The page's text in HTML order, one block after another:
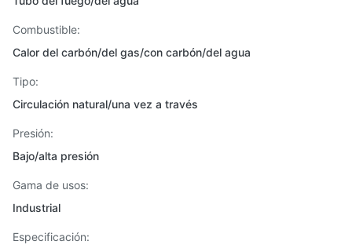
Combustible:
Calor del carbón/del gas/con carbón/del agua
Tipo:
Circulación natural/una vez a través
Presión:
Bajo/alta presión
Gama de usos:
Industrial
Especificación: